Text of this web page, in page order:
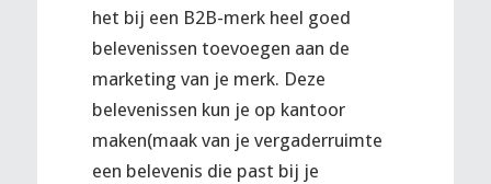
het bij een B2B-merk heel goed
belevenissen toevoegen aan de
marketing van je merk. Deze
belevenissen kun je op kantoor
maken(maak van je vergaderruimte
een belevenis die past bij je